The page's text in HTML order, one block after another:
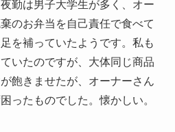
勤は男子大学生が多く、オー
のお弁当を自己責任で食べて
を補っていたようです。私も
いたのですが、大体同じ商品
飽きませたが、オーナーさん
ったものでした。懐かしい。